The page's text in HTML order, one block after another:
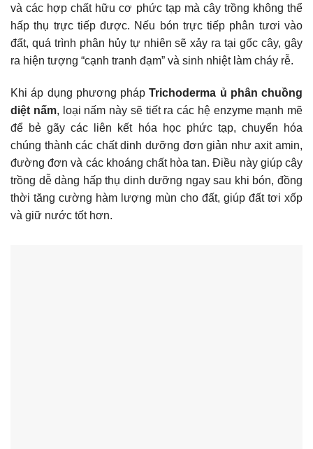
và các hợp chất hữu cơ phức tạp mà cây trồng không thể
hấp thụ trực tiếp được. Nếu bón trực tiếp phân tươi vào
đất, quá trình phân hủy tự nhiên sẽ xảy ra tại gốc cây, gây
ra hiện tượng “cạnh tranh đạm” và sinh nhiệt làm cháy rễ.
Khi áp dụng phương phápTrichoderma ủ phân chuồng
diệt nấm, loại nấm này sẽ tiết ra các hệ enzyme mạnh mẽ
để bẻ gãy các liên kết hóa học phức tạp, chuyển hóa
chúng thành các chất dinh dưỡng đơn giản như axit amin,
đường đơn và các khoáng chất hòa tan. Điều này giúp cây
trồng dễ dàng hấp thụ dinh dưỡng ngay sau khi bón, đồng
thời tăng cường hàm lượng mùn cho đất, giúp đất tơi xốp
và giữ nước tốt hơn.